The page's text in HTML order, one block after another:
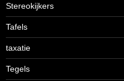
Stereokijkers
Tafels
taxatie
Tegels